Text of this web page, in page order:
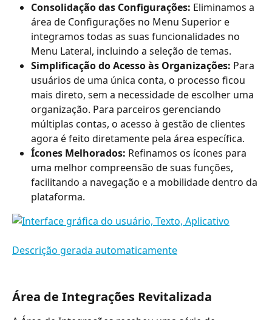
Consolidação das Configurações: Eliminamos a
área de Configurações no Menu Superior e
integramos todas as suas funcionalidades no
Menu Lateral, incluindo a seleção de temas.
Simplificação do Acesso às Organizações: Para
usuários de uma única conta, o processo ficou
mais direto, sem a necessidade de escolher uma
organização. Para parceiros gerenciando
múltiplas contas, o acesso à gestão de clientes
agora é feito diretamente pela área específica.
Ícones Melhorados: Refinamos os ícones para
uma melhor compreensão de suas funções,
facilitando a navegação e a mobilidade dentro da
plataforma.
Área de Integrações Revitalizada